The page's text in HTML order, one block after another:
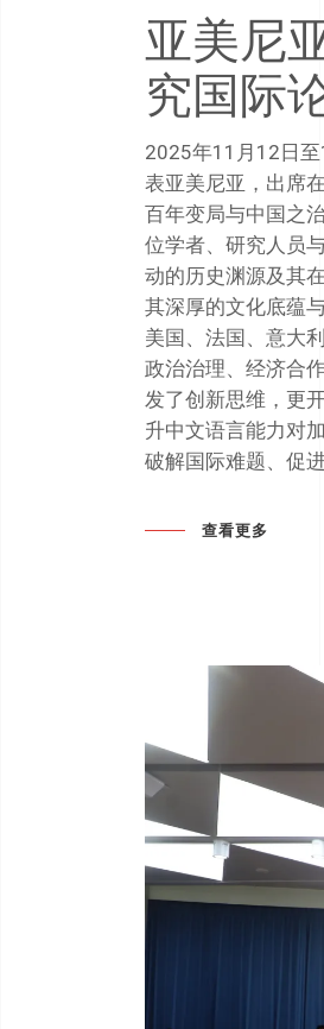
亚美尼
究国际
2025年11月12日
表亚美尼亚，出席
百年变局与中国之
位学者、研究人员
动的历史渊源及其
其深厚的文化底蕴
美国、法国、意大
政治治理、经济合
发了创新思维，更
升中文语言能力对
破解国际难题、促
查看更多